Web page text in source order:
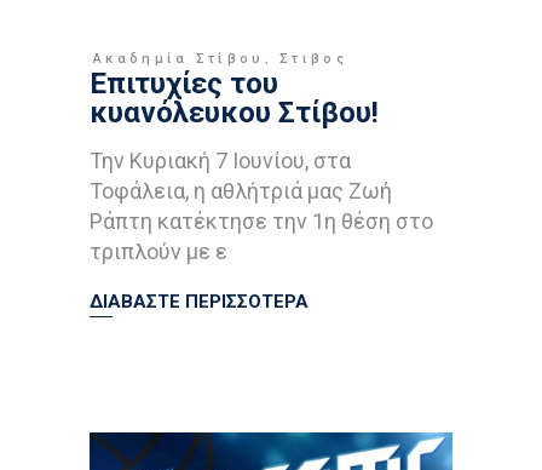
Ακαδημία Στίβου ,Στιβος
Επιτυχίες του
κυανόλευκου Στίβου!
Την Κυριακή 7 Ιουνίου, στα
Τοφάλεια, η αθλήτριά μας Ζωή
Ράπτη κατέκτησε την 1η θέση στο
τριπλούν με ε
ΔΙΑΒΑΣΤΕ ΠΕΡΙΣΣΟΤΕΡΑ